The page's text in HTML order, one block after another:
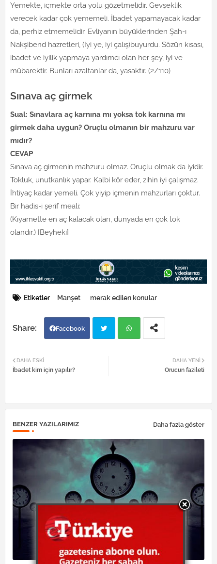
Yemekte, içmekte orta yolu gözetmelidir. Gevşeklik
verecek kadar çok yememeli. İbadet yapamayacak kadar
da, perhiz etmemelidir. Evliyanın büyüklerinden Şah-ı
Nakşibend hazretleri, (İyi ye, iyi çalış)buyurdu. Sözün kısası,
ibadet ve iyilik yapmaya yardımcı olan her şey, iyi ve
mübarektir. Bunları azaltanlar da, yasaktır. (2/110)
Sınava aç girmek
Sual: Sınavlara aç karnına mı yoksa tok karnına mı
girmek daha uygun? Oruçlu olmanın bir mahzuru var
mıdır?
CEVAP
Sınava aç girmenin mahzuru olmaz. Oruçlu olmak da iyidir.
Tokluk, unutkanlık yapar. Kalbi kör eder, zihin iyi çalışmaz.
İhtiyaç kadar yemeli. Çok yiyip içmenin mahzurları çoktur.
Bir hadis-i şerif meali:
(Kıyamette en aç kalacak olan, dünyada en çok tok
olandır.) [Beyheki]
Etiketler Manşet merak edilen konular
Facebook
DAHA YENI
Orucun fazileti
DAHA ESKI
İbadet kim için yapılır?
BENZER YAZILARIMIZ Daha fazla göster